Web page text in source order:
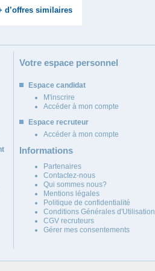
d’offres similaires
Votre espace personnel
Espace candidat
M'inscrire
Accéder à mon compte
Espace recruteur
Accéder à mon compte
Informations
Partenaires
Contactez-nous
Qui sommes nous?
Mentions légales
Politique de confidentialité
Conditions Générales d'Utilisation
CGV recruteurs
Gérer mes consentements